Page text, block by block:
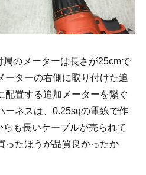
属のメーターは長さが25cmで
ーターの右側に取り付けた追
配置する追加メーターを繋ぐ
ーネスは、0.25sqの電線で作
も長いケーブルが売られて
ったほうが品質良かったか